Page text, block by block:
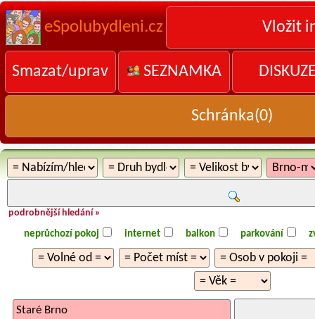
eSpolubydleni.cz Vložit
Smazat/uprav SEZNAMKA
Schránka(0)
podrobnější hledání »
neprůchozí pokoj internet balkon parkování